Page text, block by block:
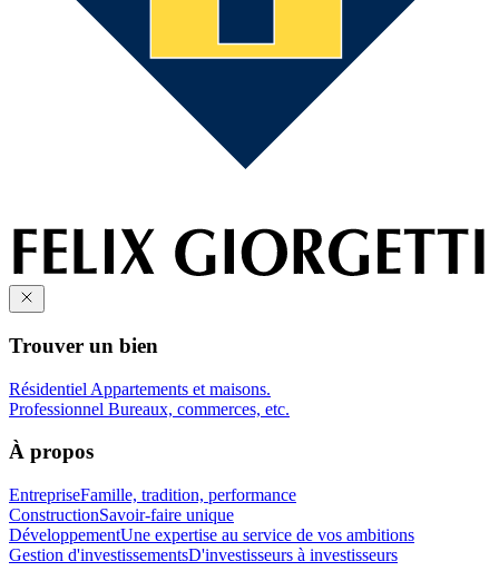
Trouver un bien
Résidentiel Appartements et maisons.
Professionnel Bureaux, commerces, etc.
À propos
EntrepriseFamille, tradition, performance
ConstructionSavoir-faire unique
DéveloppementUne expertise au service de vos ambitions
Gestion d'investissementsD'investisseurs à investisseurs